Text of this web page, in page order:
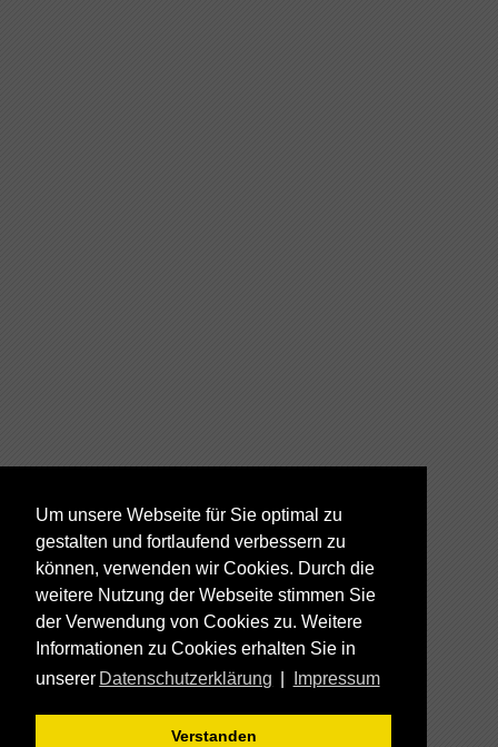
Um unsere Webseite für Sie optimal zu
gestalten und fortlaufend verbessern zu
können, verwenden wir Cookies. Durch die
weitere Nutzung der Webseite stimmen Sie
der Verwendung von Cookies zu. Weitere
Informationen zu Cookies erhalten Sie in
unserer Datenschutzerklärung Impressum
Verstanden